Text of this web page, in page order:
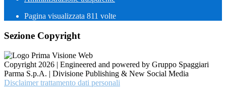
Pagina visualizzata 811 volte
Sezione Copyright
Copyright 2026 | Engineered and powered by Gruppo Spaggiari
Parma S.p.A. | Divisione Publishing & New Social Media
Disclaimer trattamento dati personali